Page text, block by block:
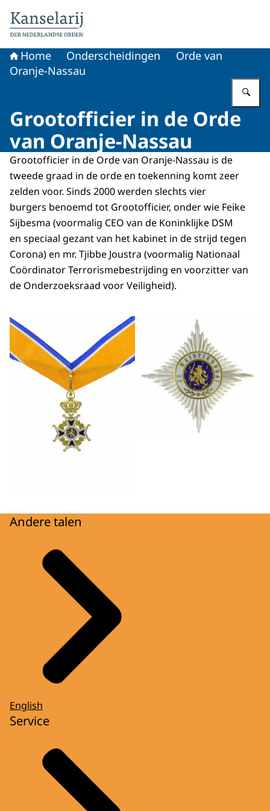
Home Onderscheidingen
Orde van
Oranje-Nassau
Grootofficier in de Orde
van Oranje-Nassau
Grootofficier in de Orde van Oranje-Nassau is de
tweede graad in de orde en toekenning komt zeer
zelden voor. Sinds 2000 werden slechts vier
burgers benoemd tot Grootofficier, onder wie Feike
Sijbesma (voormalig CEO van de Koninklijke DSM
en speciaal gezant van het kabinet in de strijd tegen
Corona) en mr. Tjibbe Joustra (voormalig Nationaal
Coördinator Terrorismebestrijding en voorzitter van
de Onderzoeksraad voor Veiligheid).
Andere talen
English
Service